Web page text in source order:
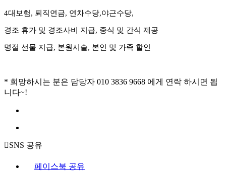
4대보험, 퇴직연금, 연차수당,야근수당,
경조 휴가 및 경조사비 지급, 중식 및 간식 제공
명절 선물 지급, 본원시술, 본인 및 가족 할인
* 희망하시는 분은 담당자 010 3836 9668 에게 연락 하시면 됩
니다~!
SNS 공유
페이스북 공유